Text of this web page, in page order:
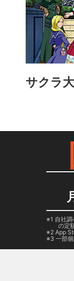
サクラ
1 自社
の定
2 App
3 一部